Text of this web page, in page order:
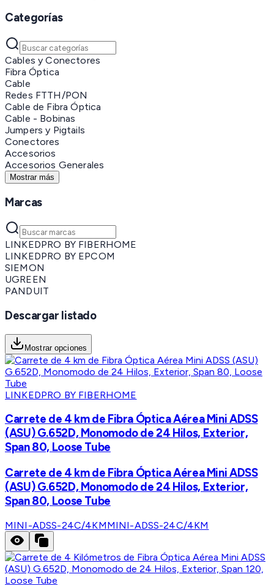
Categorías
Cables y Conectores
Fibra Óptica
Cable
Redes FTTH/PON
Cable de Fibra Óptica
Cable - Bobinas
Jumpers y Pigtails
Conectores
Accesorios
Accesorios Generales
Mostrar más
Marcas
LINKEDPRO BY FIBERHOME
LINKEDPRO BY EPCOM
SIEMON
UGREEN
PANDUIT
Descargar listado
Mostrar opciones
LINKEDPRO BY FIBERHOME
Carrete de 4 km de Fibra Óptica Aérea Mini ADSS
(ASU) G.652D, Monomodo de 24 Hilos, Exterior,
Span 80, Loose Tube
Carrete de 4 km de Fibra Óptica Aérea Mini ADSS
(ASU) G.652D, Monomodo de 24 Hilos, Exterior,
Span 80, Loose Tube
MINI-ADSS-24C/4KMMINI-ADSS-24C/4KM